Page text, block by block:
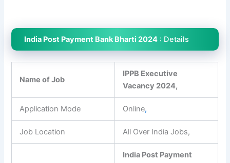
India Post Payment Bank Bharti 2024 : Details
Name of Job
IPPB Executive
Vacancy 2024,
Application Mode Online,
Job Location All Over India Jobs,
India Post Payment